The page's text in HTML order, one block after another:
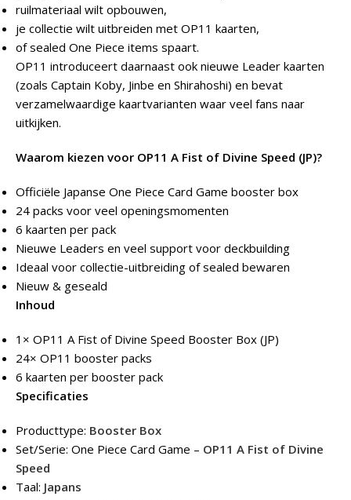
ruilmateriaal wilt opbouwen,
je collectie wilt uitbreiden met OP11 kaarten,
of sealed One Piece items spaart.
OP11 introduceert daarnaast ook nieuwe Leader kaarten
(zoals Captain Koby, Jinbe en Shirahoshi) en bevat
verzamelwaardige kaartvarianten waar veel fans naar
uitkijken.
Waarom kiezen voor OP11 A Fist of Divine Speed (JP)?
Officiële Japanse One Piece Card Game booster box
24 packs voor veel openingsmomenten
6 kaarten per pack
Nieuwe Leaders en veel support voor deckbuilding
Ideaal voor collectie-uitbreiding of sealed bewaren
Nieuw & geseald
Inhoud
1× OP11 A Fist of Divine Speed Booster Box (JP)
24× OP11 booster packs
6 kaarten per booster pack
Specificaties
Producttype: Booster Box
Set/Serie: One Piece Card Game – OP11 A Fist of Divine
Speed
Taal: Japans